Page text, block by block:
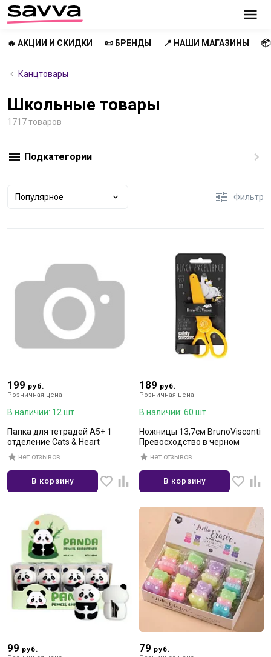
🔥 АКЦИИ И СКИДКИ 📜 БРЕНДЫ 📍 НАШИ МАГАЗИНЫ
Канцтовары
Школьные товары
1717 товаров
Подкатегории
Популярное Фильтр
199 руб.
Розничная цена
В наличии: 12 шт
Папка для тетрадей А5+ 1
отделение Cats & Heart
нет отзывов
В корзину
189 руб.
Розничная цена
В наличии: 60 шт
Ножницы 13,7см BrunoVisconti
Превосходство в черном
нет отзывов
В корзину
99 руб.
79 руб.